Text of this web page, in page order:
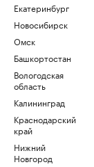
Екатеринбург
Новосибирск
Омск
Башкортостан
Вологодская
область
Калининград
Краснодарский
край
Нижний
Новгород